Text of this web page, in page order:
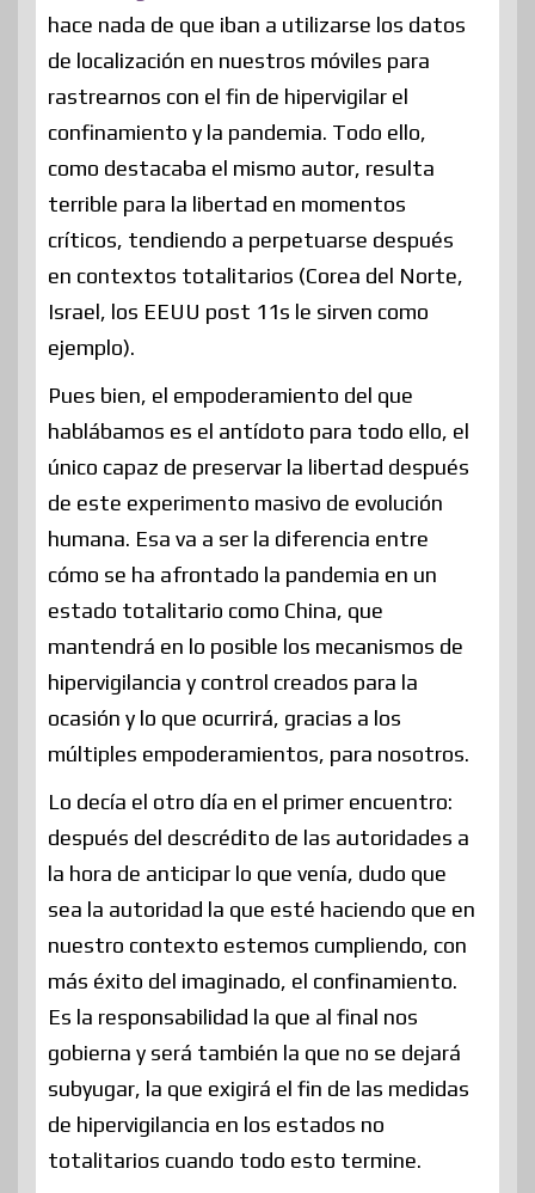
hace nada de que iban a utilizarse los datos
de localización en nuestros móviles para
rastrearnos con el fin de hipervigilar el
confinamiento y la pandemia. Todo ello,
como destacaba el mismo autor, resulta
terrible para la libertad en momentos
críticos, tendiendo a perpetuarse después
en contextos totalitarios (Corea del Norte,
Israel, los EEUU post 11s le sirven como
ejemplo).
Pues bien, el empoderamiento del que
hablábamos es el antídoto para todo ello, el
único capaz de preservar la libertad después
de este experimento masivo de evolución
humana. Esa va a ser la diferencia entre
cómo se ha afrontado la pandemia en un
estado totalitario como China, que
mantendrá en lo posible los mecanismos de
hipervigilancia y control creados para la
ocasión y lo que ocurrirá, gracias a los
múltiples empoderamientos, para nosotros.
Lo decía el otro día en el primer encuentro:
después del descrédito de las autoridades a
la hora de anticipar lo que venía, dudo que
sea la autoridad la que esté haciendo que en
nuestro contexto estemos cumpliendo, con
más éxito del imaginado, el confinamiento.
Es la responsabilidad la que al final nos
gobierna y será también la que no se dejará
subyugar, la que exigirá el fin de las medidas
de hipervigilancia en los estados no
totalitarios cuando todo esto termine.